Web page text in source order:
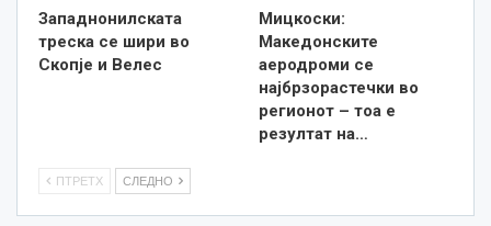
Западнонилската
треска се шири во
Скопје и Велес
Мицкоски:
Македонските
аеродроми се
најбрзорастечки во
регионот – тоа е
резултат на…
ПТРЕТХ СЛЕДНО